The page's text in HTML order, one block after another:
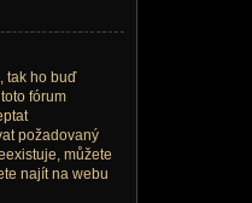
tak ho buď
fórum
požadovaný
můžete
najít na webu